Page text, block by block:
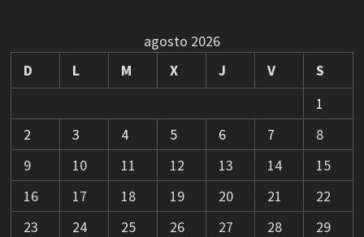
agosto 2026
D
L M X J V
S
1
2
3 4 5 6 7
8
9
10 11 12 13 14
15
16
17 18 19 20 21
22
23
24 25 26 27 28
29